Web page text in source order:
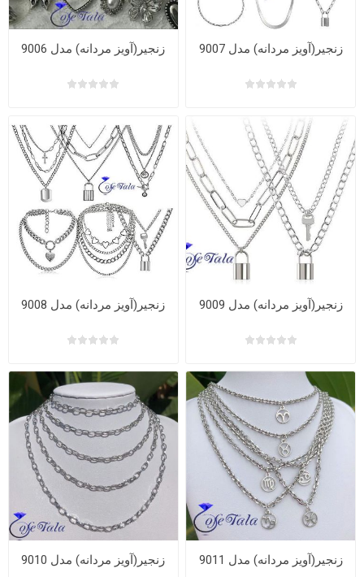
زنجیر(آویز مردانه) مدل 9006 زنجیر(آویز مردانه) مدل 9007
زنجیر(آویز مردانه) مدل 9008 زنجیر(آویز مردانه) مدل 9009
زنجیر(آویز مردانه) مدل 9010 زنجیر(آویز مردانه) مدل 9011